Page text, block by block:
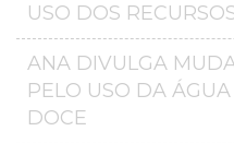
USO DOS
ANA DIVULGA
PELO USO DA
DOCE